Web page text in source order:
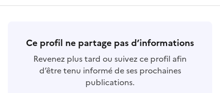
Ce profil ne partage pas d’informations
Revenez plus tard ou suivez ce profil afin
d’être tenu informé de ses prochaines
publications.